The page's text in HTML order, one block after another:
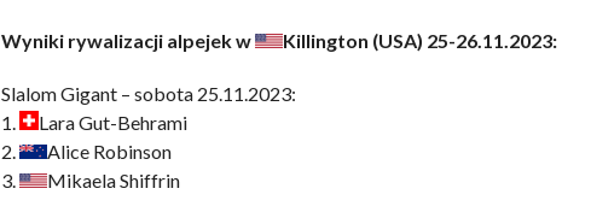
Wyniki rywalizacji alpejek w Killington (USA) 25-26.11.2023:
Slalom Gigant – sobota 25.11.2023:
1.
Lara Gut-Behrami
2.
Alice Robinson
3.
Mikaela Shiffrin